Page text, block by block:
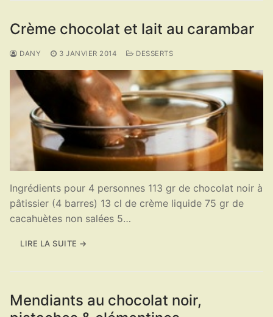
Crème chocolat et lait au carambar
DANY 3 JANVIER 2014 DESSERTS
Ingrédients pour 4 personnes 113 gr de chocolat noir à
pâtissier (4 barres) 13 cl de crème liquide 75 gr de
cacahuètes non salées 5…
LIRE LA SUITE →
Mendiants au chocolat noir,